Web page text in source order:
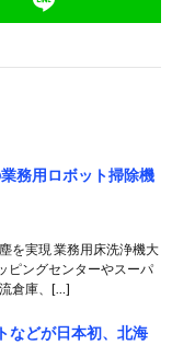
務用ロボット掃除機
を実現 業務用床洗浄機大
ピングセンターやスーパ
倉庫、[…]
などが日本初、北海